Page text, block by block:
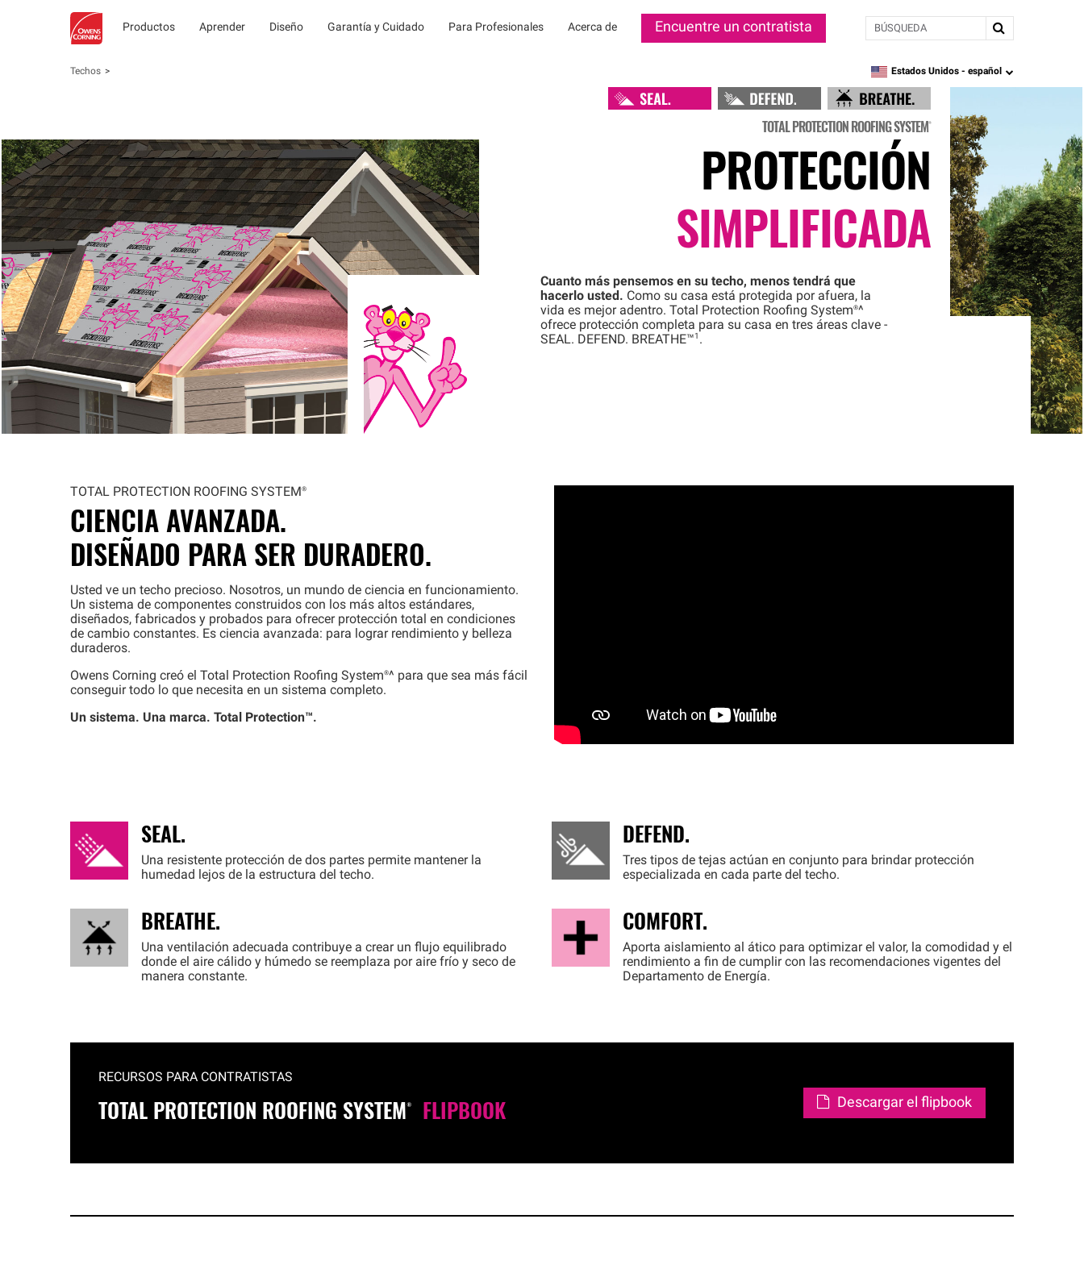
Productos Aprender Diseño Garantía y Cuidado Para Profesionales Acerca de Encuentre un contratista BÚSQUEDA
Techos language
Estados Unidos - español
TOTAL PROTECTION ROOFINGSYSTEM®
PROTECCIÓN
SIMPLIFICADA
Cuanto más pensemos en su techo, menos tendrá que
hacerlo usted. Como su casa está protegida por afuera, la
vida es mejor adentro. Total Protection Roofing System®^
ofrece protección completa para su casa en tres áreas clave -
SEAL. DEFEND. BREATHE™1 .
TOTAL PROTECTION ROOFING SYSTEM®
CIENCIA AVANZADA.
DISEÑADO PARA SER DURADERO.
Usted ve un techo precioso. Nosotros, un mundo de ciencia en funcionamiento.
Un sistema de componentes construidos con los más altos estándares,
diseñados, fabricados y probados para ofrecer protección total en condiciones
de cambio constantes. Es ciencia avanzada: para lograr rendimiento y belleza
duraderos.
Owens Corning creó el Total Protection Roofing System®^ para que sea más fácil
conseguir todo lo que necesita en un sistema completo.
Un sistema. Una marca. Total Protection™.
SEAL.
Una resistente protección de dos partes permite mantener la
humedad lejos de la estructura del techo.
DEFEND.
Tres tipos de tejas actúan en conjunto para brindar protección
especializada en cada parte del techo.
BREATHE.
Una ventilación adecuada contribuye a crear un flujo equilibrado
donde el aire cálido y húmedo se reemplaza por aire frío y seco de
manera constante.
COMFORT.
Aporta aislamiento al ático para optimizar el valor, la comodidad y el
rendimiento a fin de cumplir con las recomendaciones vigentes del
Departamento de Energía.
RECURSOS PARA CONTRATISTAS
TOTAL PROTECTION ROOFING SYSTEM® FLIPBOOK Descargar el flipbook